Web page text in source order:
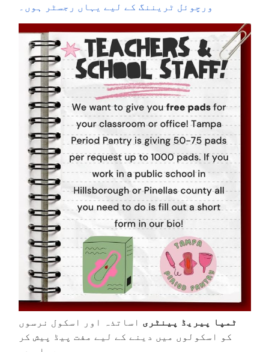
ورچوئل ٹریننگ کے لیے یہاں رجسٹر ہوں۔
ٹمپا پیریڈ پینٹری اساتذہ اور اسکول نرسوں
کو اسکولوں میں دینے کے لیے مفت پیڈ پیش کر